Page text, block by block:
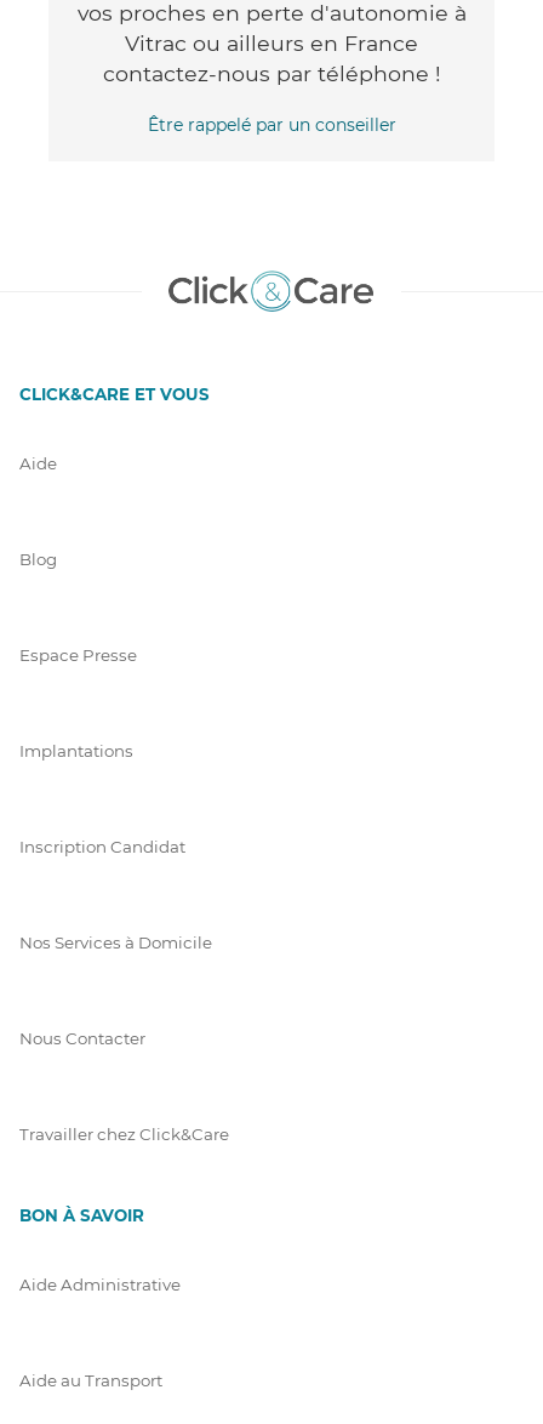
vos proches en perte d'autonomie à
Vitrac ou ailleurs en France
contactez-nous par téléphone !
Être rappelé par un conseiller
CLICK&CARE ET VOUS
Aide
Blog
Espace Presse
Implantations
Inscription Candidat
Nos Services à Domicile
Nous Contacter
Travailler chez Click&Care
BON À SAVOIR
Aide Administrative
Aide au Transport